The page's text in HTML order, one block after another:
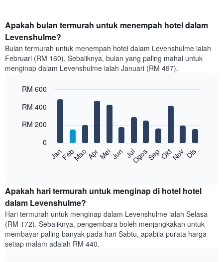
Apakah bulan termurah untuk menempah hotel dalam
Levenshulme?
Bulan termurah untuk menempah hotel dalam Levenshulme ialah
Februari (RM 160). Sebaliknya, bulan yang paling mahal untuk
menginap dalam Levenshulme ialah Januari (RM 497).
chart
12
purata
bilik
setiap
bulan
Carta
mempunyai
1
graphic.
JanFebMacAprMeiJun Jul
OgosSepOktNov Dis
0
RM 200
RM 400
RM 600
Apakah hari termurah untuk menginap di hotel hotel
dalam Levenshulme?
Hari termurah untuk menginap dalam Levenshulme ialah Selasa
(RM 172). Sebaliknya, pengembara boleh menjangkakan untuk
membayar paling banyak pada hari Sabtu, apabila purata harga
setiap malam adalah RM 440.